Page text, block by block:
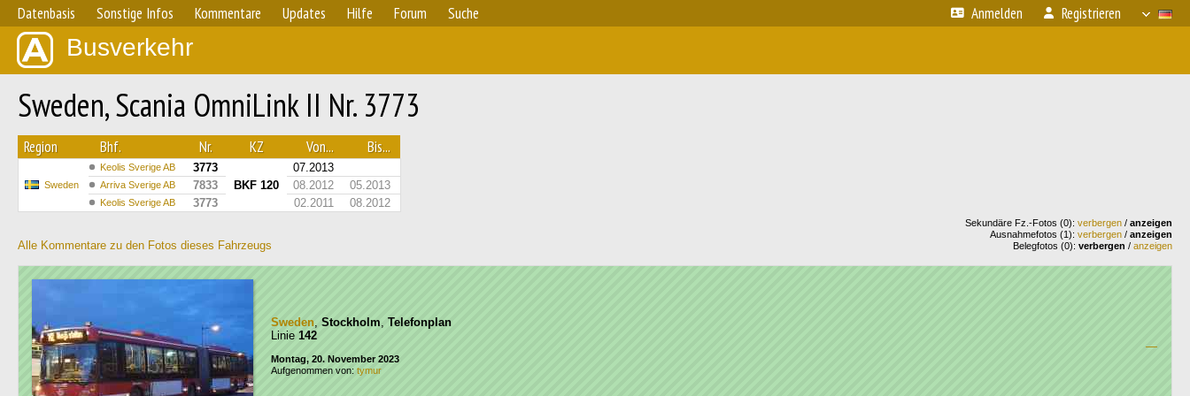
Datenbasis Sonstige Infos Kommentare Updates Hilfe Forum Suche Anmelden Registrieren
Busverkehr
Sweden, Scania OmniLink II Nr. 3773
Region Bhf. Nr. KZ Von... Bis...
Sweden
Keolis Sverige AB
3773
BKF 120
07.2013
Arriva Sverige AB 7833 08.2012 05.2013
Keolis Sverige AB 3773 02.2011 08.2012
Alle Kommentare zu den Fotos dieses Fahrzeugs
Sekundäre Fz.-Fotos (0): verbergen / anzeigen
Ausnahmefotos (1): verbergen / anzeigen
Belegfotos (0): verbergen / anzeigen
Sweden, Stockholm, Telefonplan
Linie 142
Montag, 20. November 2023
Aufgenommen von: tymur
—